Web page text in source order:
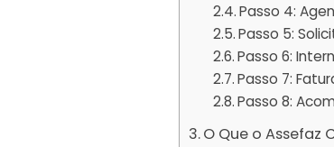
Passo 4:
Passo 5:
Passo 6:
Passo 7:
Passo 8:
O Que o Assefaz